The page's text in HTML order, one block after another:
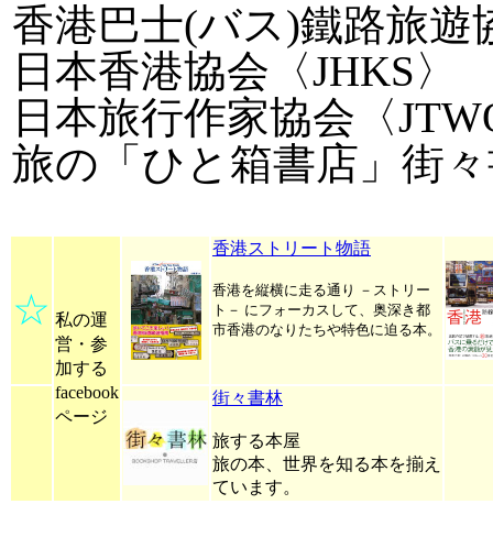
香港巴士(バス)鐵路旅
日本香港協会〈JHKS
日本旅行作家協会〈
旅の「ひと箱書店」街
☆ 私の運
営・参
加する
facebook
ページ
香港ストリート物語
香港を縦横に走る通り －ストリー
ト－ にフォーカスして、奥深き都
市香港のなりたちや特色に迫る本。
街々書林
旅する本屋
旅の本、世界を知る本を揃え
ています。